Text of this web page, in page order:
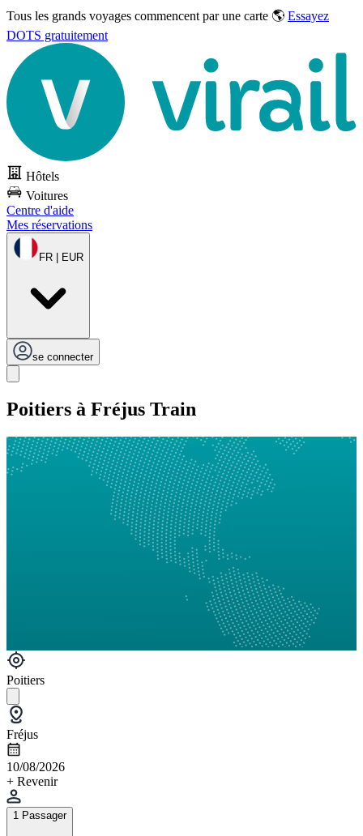
Tous les grands voyages commencent par une carte 🌎 Essayez
DOTS gratuitement
Hôtels
Voitures
Centre d'aide
Mes réservations
FR | EUR
se connecter
Poitiers à Fréjus Train
Poitiers
Fréjus
10/08/2026
+ Revenir
1 Passager